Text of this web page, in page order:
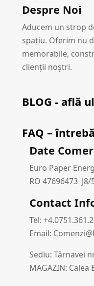
Despre Noi
Aducem un strop
spațiu. Oferim nu
memorabile,
clienții noștri.
BLOG - află
FAQ –
Date
Euro Paper
RO 47696473
Contact
Tel:
Email:
Sediu: Târnavei
MAGAZIN: Calea